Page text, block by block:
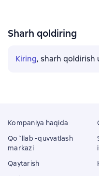
Sharh qoldiring
Kiring, sharh qoldirish
Kompaniya haqida
Qo`llab -quvvatlash
markazi
Qaytarish